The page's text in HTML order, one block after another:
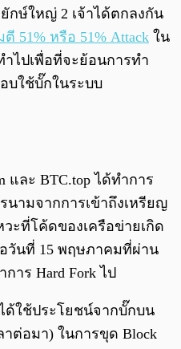
0:00
ยักษ์ใหญ่ 2 เจ้าได้ตกลงกัน
ตี 51% หรือ 51% Attack ใน
ำไปเพื่อที่จะย้อนการทำ
บใช้บั๊กในระบบ
และ BTC.top ได้ทำการ
นามจากการเข้าถึงเหรียญ
ะที่โค้ดของเครือข่ายเกิด
วันที่ 15 พฤษภาคมที่ผ่าน
การ Hard Fork ไป
ด้ใช้ประโยชน์จากบั๊กบน
าต่อมา) ในการขุด Block